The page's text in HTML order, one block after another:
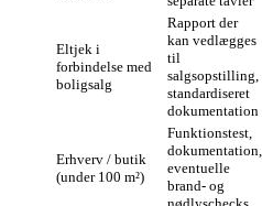
Eltjek i
forbindelse med
boligsalg
Rapport der
kan vedlægges
til
salgsopstilling,
standardiseret
dokumentation
Erhverv / butik
(under 100 m²)
Funktionstest,
dokumentation,
eventuelle
brand- og